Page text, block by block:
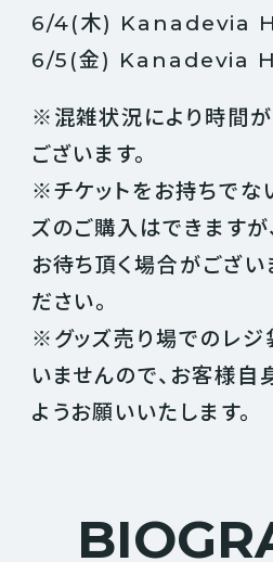
6/4(木) Kanadevia
6/5(金) Kanadevia
※混雑状況により時間
ございます。
※チケットをお持ちでな
ズのご購入はできますが
お待ち頂く場合がござい
ださい。
※グッズ売り場でのレジ
いませんので、お客様自
ようお願いいたします。